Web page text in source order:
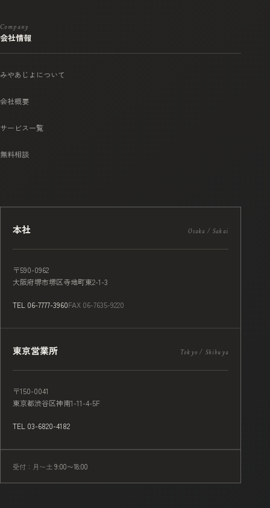
Company
会社情報
みやあじよについて
会社概要
サービス一覧
無料相談
本社 Osaka / Sakai
〒590-0962
大阪府堺市堺区寺地町東2-1-3
TEL 06-7777-3960FAX 06-7635-9220
東京営業所 Tokyo / Shibuya
〒150-0041
東京都渋谷区神南1-11-4-5F
TEL 03-6820-4182
受付：月〜土 9:00〜18:00